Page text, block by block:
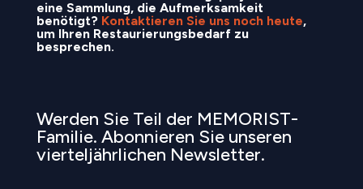
eine Sammlung, die Aufmerksamkeit
benötigt? Kontaktieren Sie uns noch heute,
um Ihren Restaurierungsbedarf zu
besprechen.
Werden Sie Teil der MEMORIST-
Familie. Abonnieren Sie unseren
vierteljährlichen Newsletter.